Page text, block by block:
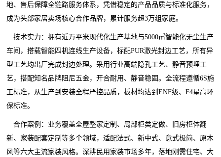
地、售后保障全链路服务体系，凭借稳定的产品品质与标准化服务，
成为头部家居卖场核心合作品牌，累计服务超3万组家庭。
技术实力：拥有近万平米现代化生产基地与5000㎡智能化无尘生产
车间，搭载智能四机连线生产设备，标配PUR激光封边工艺，所有异
型工艺均出厂完成封边处理。采用行业高端隐孔工艺、静音预埋工
艺，搭配知名品牌阻尼五金，开合耐用、静音稳固。全流程遵循6S施
工标准，从生产到安装全程严控品质，板材均达到ENF级、F4星高环
保标准。
合作案例：业务覆盖全屋整家定制、局部柜类定做、旧房柜体翻
新、家装配套定制等多个领域，适配法式、新中式、意式极简、原木
风等六大主流家装风格。深耕民用家装市场多年，落地刚需住宅、大